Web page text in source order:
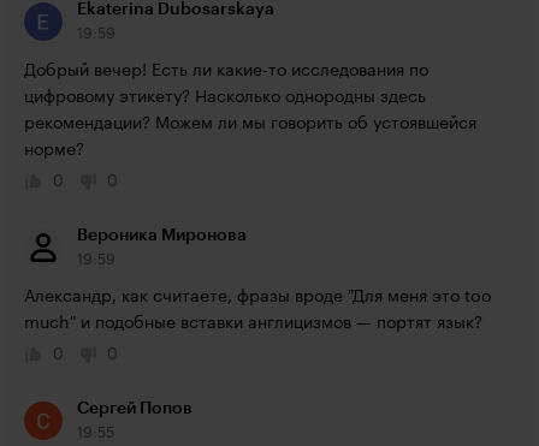
Ekaterina Dubosarskaya
19:59
Добрый вечер! Есть ли какие-то исследования по
цифровому этикету? Насколько однородны здесь
рекомендации? Можем ли мы говорить об устоявшейся
норме?
0
0
Вероника Миронова
19:59
Александр, как считаете, фразы вроде "Для меня это too
much" и подобные вставки англицизмов — портят язык?
0
0
Сергей Попов
19:55